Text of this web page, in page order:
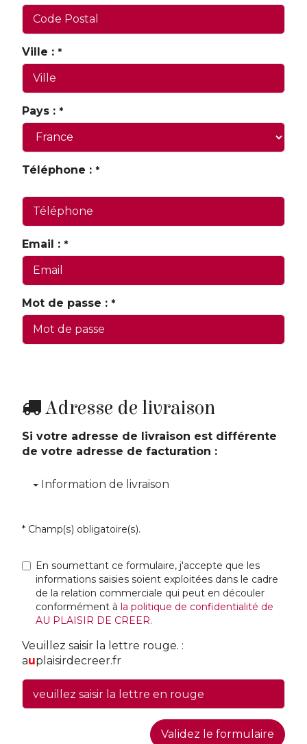
Ville : *
Pays : *
Téléphone : *
Email : *
Mot de passe : *
Adresse de livraison
Si votre adresse de livraison est différente
de votre adresse de facturation :
Information de livraison
* Champ(s) obligatoire(s).
En soumettant ce formulaire, j'accepte que les
informations saisies soient exploitées dans le cadre
de la relation commerciale qui peut en découler
conformément àla politique de confidentialité de
AU PLAISIR DE CREER.
Veuillez saisir la lettre rouge. :
auplaisirdecreer.fr
Validez le formulaire